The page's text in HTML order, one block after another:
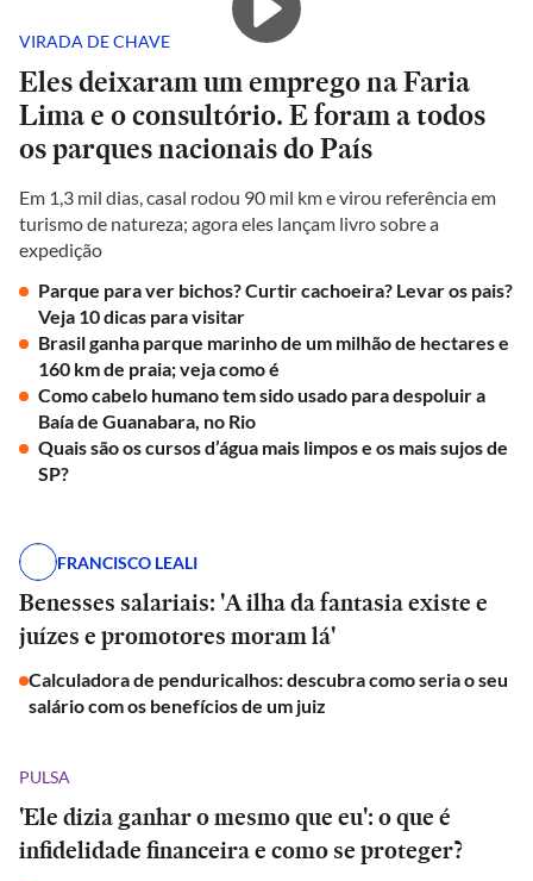
VIRADA DE CHAVE
Eles deixaram um emprego na Faria
Lima e o consultório. E foram a todos
os parques nacionais do País
Em 1,3 mil dias, casal rodou 90 mil km e virou referência em
turismo de natureza; agora eles lançam livro sobre a
expedição
Parque para ver bichos? Curtir cachoeira? Levar os pais?
Veja 10 dicas para visitar
Brasil ganha parque marinho de um milhão de hectares e
160 km de praia; veja como é
Como cabelo humano tem sido usado para despoluir a
Baía de Guanabara, no Rio
Quais são os cursos d’água mais limpos e os mais sujos de
SP?
FRANCISCO LEALI
Benesses salariais: 'A ilha da fantasia existe e
juízes e promotores moram lá'
Calculadora de penduricalhos: descubra como seria o seu
salário com os benefícios de um juiz
PULSA
'Ele dizia ganhar o mesmo que eu': o que é
infidelidade financeira e como se proteger?